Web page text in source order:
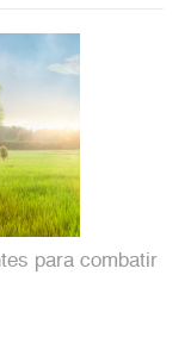
para combatir